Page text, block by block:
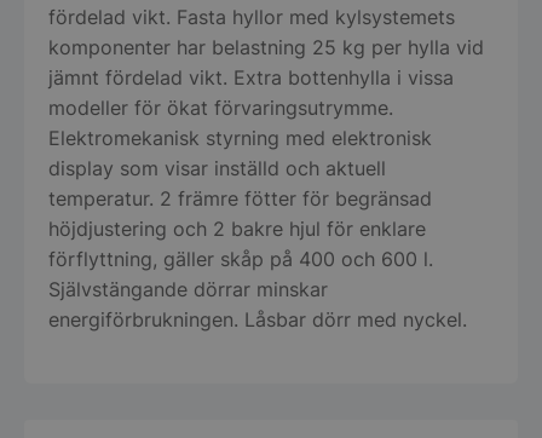
fördelad vikt. Fasta hyllor med kylsystemets
komponenter har belastning 25 kg per hylla vid
jämnt fördelad vikt. Extra bottenhylla i vissa
modeller för ökat förvaringsutrymme.
Elektromekanisk styrning med elektronisk
display som visar inställd och aktuell
temperatur. 2 främre fötter för begränsad
höjdjustering och 2 bakre hjul för enklare
förflyttning, gäller skåp på 400 och 600 l.
Självstängande dörrar minskar
energiförbrukningen. Låsbar dörr med nyckel.